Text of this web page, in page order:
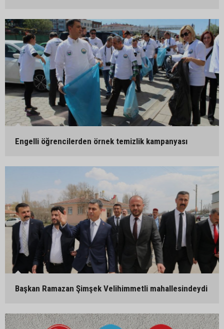
Engelli öğrencilerden örnek temizlik kampanyası
Başkan Ramazan Şimşek Velihimmetli mahallesindeydi